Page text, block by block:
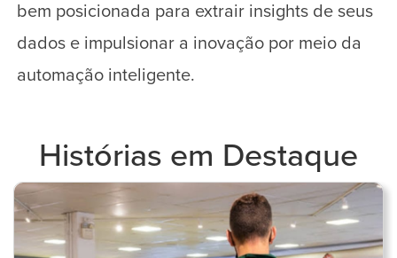
bem posicionada para extrair insights de seus
dados e impulsionar a inovação por meio da
automação inteligente.
Histórias em Destaque